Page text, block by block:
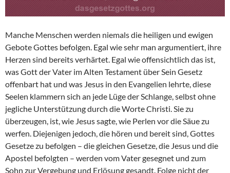
Manche Menschen werden niemals die heiligen und ewigen
Gebote Gottes befolgen. Egal wie sehr man argumentiert, ihre
Herzen sind bereits verhärtet. Egal wie offensichtlich das ist,
was Gott der Vater im Alten Testament über Sein Gesetz
offenbart hat und was Jesus in den Evangelien lehrte, diese
Seelen klammern sich an jede Lüge der Schlange, selbst ohne
jegliche Unterstützung durch die Worte Christi. Sie zu
überzeugen, ist, wie Jesus sagte, wie Perlen vor die Säue zu
werfen. Diejenigen jedoch, die hören und bereit sind, Gottes
Gesetze zu befolgen – die gleichen Gesetze, die Jesus und die
Apostel befolgten – werden vom Vater gesegnet und zum
Sohn zur Vergebung und Erlösung gesandt. Folge nicht der